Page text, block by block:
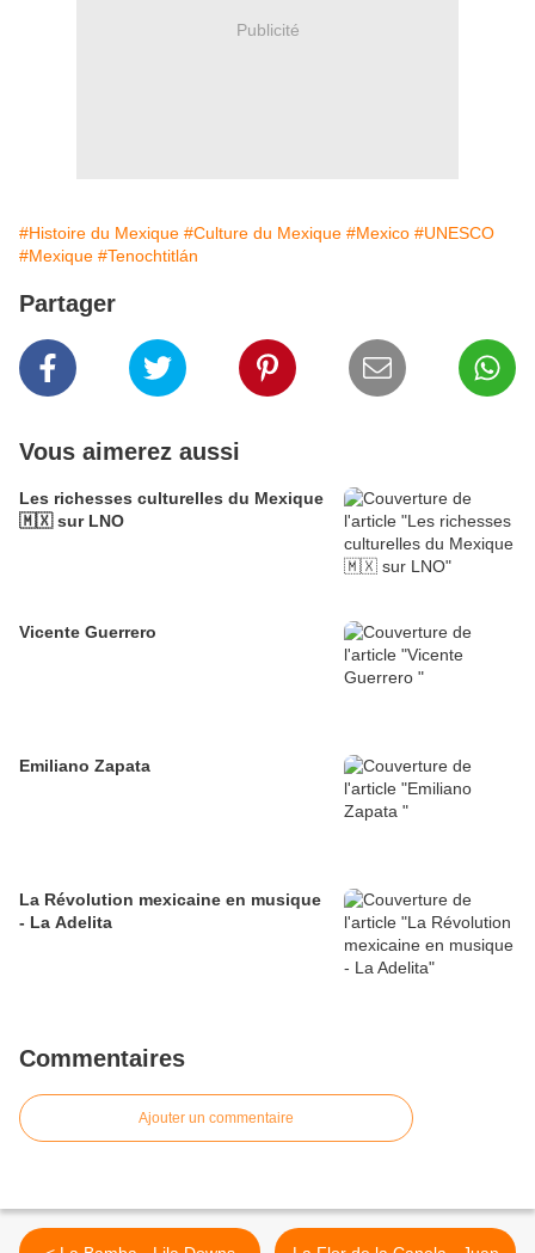
Publicité
#Histoire du Mexique #Culture du Mexique #Mexico #UNESCO
#Mexique #Tenochtitlán
Partager
Vous aimerez aussi
Les richesses culturelles du Mexique
🇲🇽 sur LNO
Vicente Guerrero
Emiliano Zapata
La Révolution mexicaine en musique
- La Adelita
Commentaires
Ajouter un commentaire